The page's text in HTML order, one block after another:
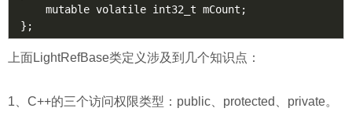
上面LightRefBase类定义涉及到几个知识点：
1、C++的三个访问权限类型：public、protected、private。